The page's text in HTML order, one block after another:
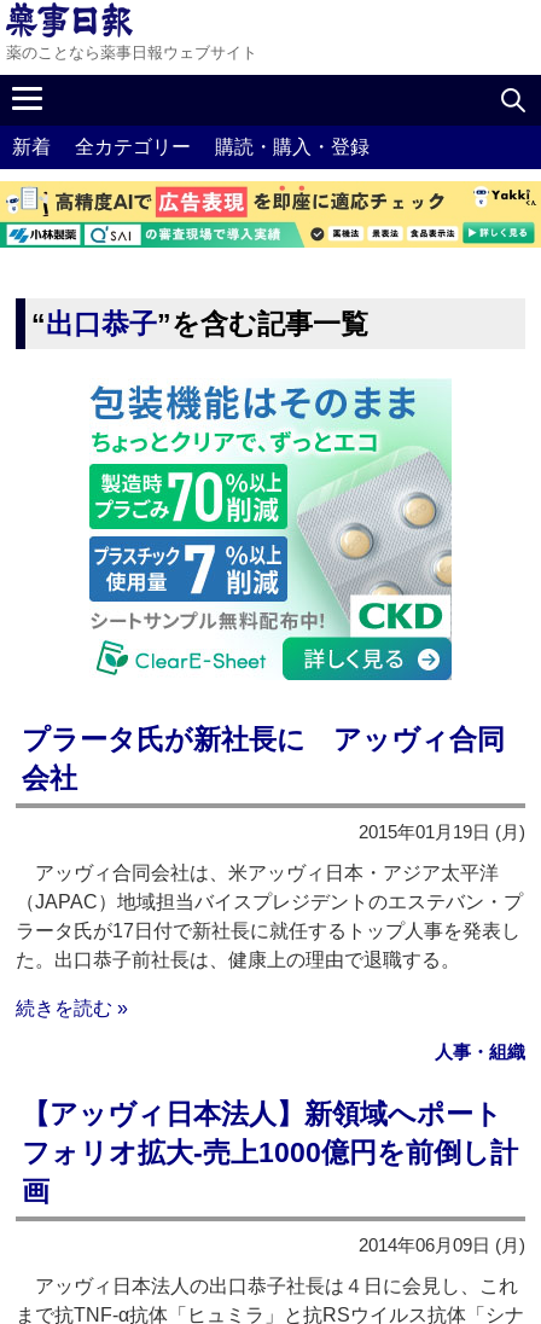
薬のことなら薬事日報ウェブサイト
新着 全カテゴリー 購読・購入・登録
“出口恭子”を含む記事一覧
プラータ氏が新社長に アッヴィ合同
会社
2015年01月19日 (月)
アッヴィ合同会社は、米アッヴィ日本・アジア太平洋
（JAPAC）地域担当バイスプレジデントのエステバン・プ
ラータ氏が17日付で新社長に就任するトップ人事を発表し
た。出口恭子前社長は、健康上の理由で退職する。
続きを読む »
人事・組織
【アッヴィ日本法人】新領域へポート
フォリオ拡大‐売上1000億円を前倒し計
画
2014年06月09日 (月)
アッヴィ日本法人の出口恭子社長は４日に会見し、これ
まで抗TNF‐α抗体「ヒュミラ」と抗RSウイルス抗体「シナ